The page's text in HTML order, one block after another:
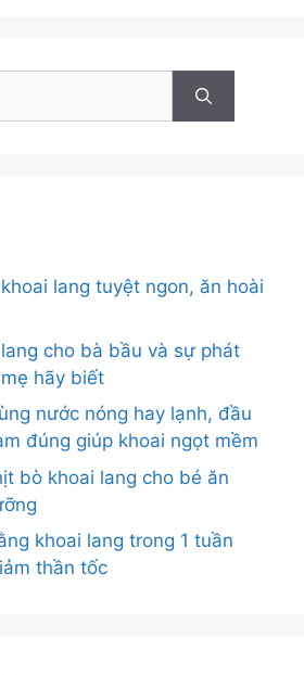
lang tuyệt ngon, ăn hoài
cho bà bầu và sự phát
hãy biết
nước nóng hay lạnh, đầu
đúng giúp khoai ngọt mềm
bò khoai lang cho bé ăn
khoai lang trong 1 tuần
thần tốc